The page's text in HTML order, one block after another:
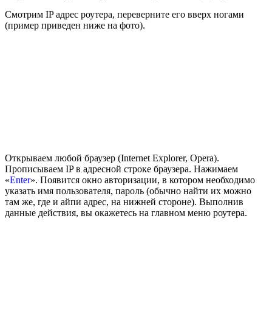
Смотрим IP адрес роутера, переверните его вверх ногами
(пример приведен ниже на фото).
Открываем любой браузер (Internet Explorer, Opera).
Прописываем IP в адресной строке браузера. Нажимаем
«Enter». Появится окно авторизации, в котором необходимо
указать имя пользователя, пароль (обычно найти их можно
там же, где и айпи адрес, на нижней стороне). Выполнив
данные действия, вы окажетесь на главном меню роутера.